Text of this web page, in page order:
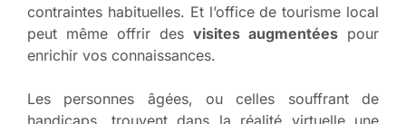
contraintes habituelles. Et l’office de tourisme local
peut même offrir des visites augmentées pour
enrichir vos connaissances.
Les personnes âgées, ou celles souffrant de
handicaps, trouvent dans la réalité virtuelle une